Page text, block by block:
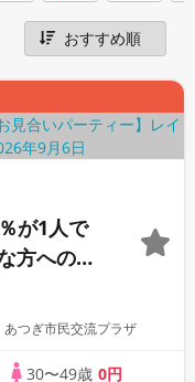
が1人で
方への婚
つぎ市民交流プラザ
30〜49歳 0円